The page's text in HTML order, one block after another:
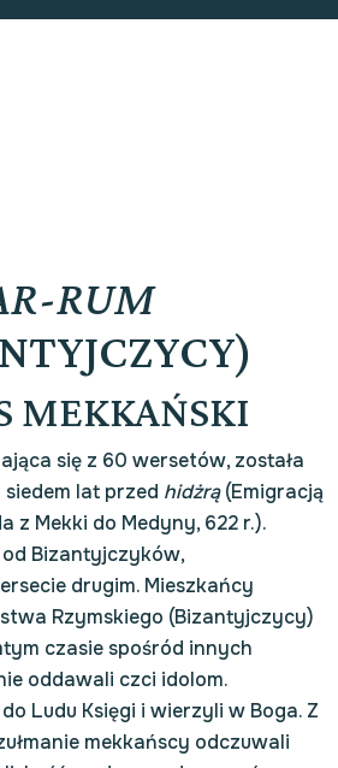
RUM
MEKKAŃSKI
się z 60 wersetów, została
lat przed hidżrą(Emigracją
z Mekki do Medyny, 622 r.).
Bizantyjczyków,
drugim. Mieszkańcy
Rzymskiego (Bizantyjczycy)
czasie spośród innych
oddawali czci idolom.
Ludu Księgi i wierzyli w Boga. Z
mekkańscy odczuwali